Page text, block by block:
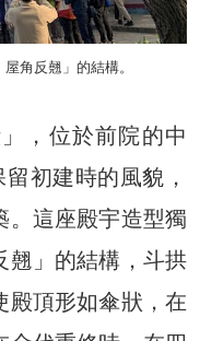
角反翹」的結構。
，位於前院的中
初建時的風貌，
。這座殿宇造型獨
翹」的結構，斗拱
殿頂形如傘狀，在